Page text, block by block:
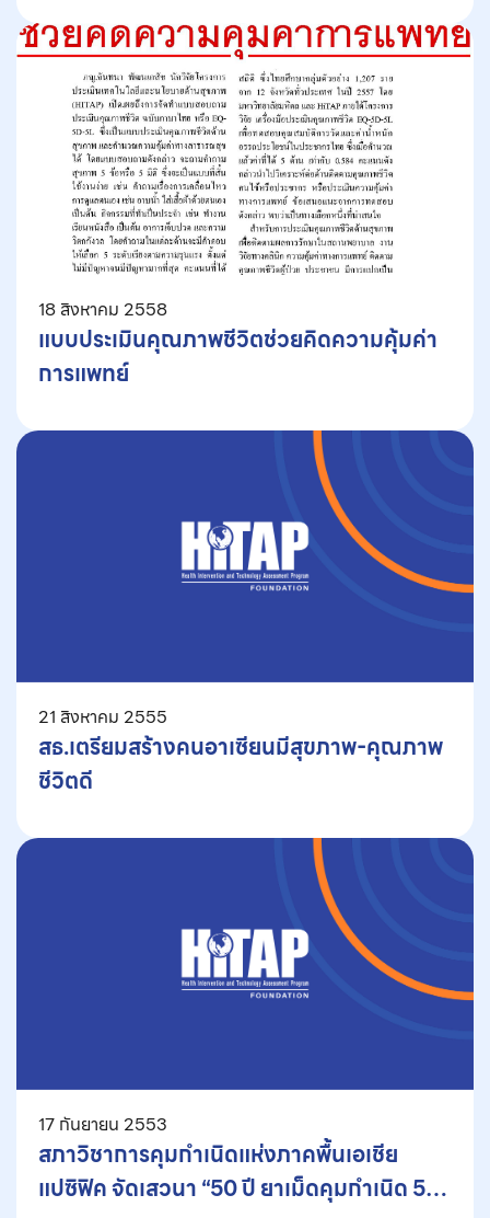
18 สิงหาคม 2558
แบบประเมินคุณภาพชีวิตช่วยคิดความคุ้มค่า
การแพทย์
21 สิงหาคม 2555
สธ.เตรียมสร้างคนอาเซียนมีสุขภาพ-คุณภาพ
ชีวิตดี
17 กันยายน 2553
สภาวิชาการคุมกำเนิดแห่งภาคพื้นเอเชีย
แปซิฟิค จัดเสวนา “50 ปี ยาเม็ดคุมกำเนิด 50